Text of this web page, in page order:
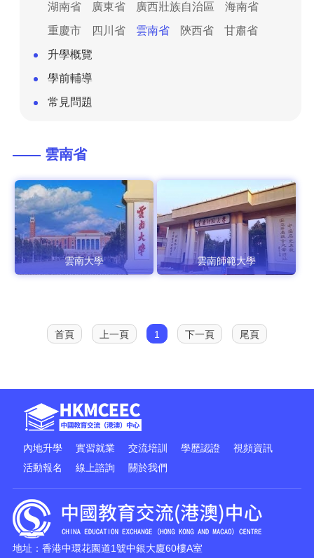
湖南省
廣東省 廣西壯族自治區
海南省
重慶市
四川省 雲南省 陝西省
甘肅省
升學概覽
學前輔導
常見問題
—— 雲南省
雲南大學 雲南師範大學
首頁 上一頁 1 下一頁 尾頁
內地升學 實習就業 交流培訓 學歷認證
視頻資訊
活動報名
線上諮詢 關於我們
地址：香港中環花園道1號中銀大廈60樓A室